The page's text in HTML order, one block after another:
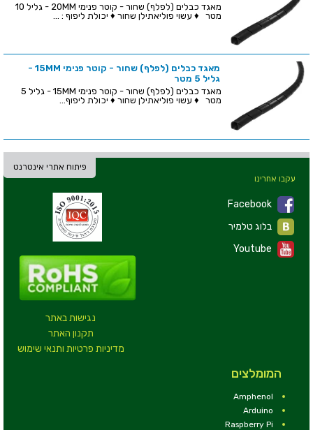
מאגד כבלים (לפלף) שחור - קוטר פנימי 20MM - גליל 10
מטר ♦ עשוי פוליאתילן שחור ♦ יכולת ליפוף : ...
מאגד כבלים (לפלף) שחור - קוטר פנימי 15MM -
גליל 5 מטר
מאגד כבלים (לפלף) שחור - קוטר פנימי 15MM - גליל 5
מטר ♦ עשוי פוליאתילן שחור ♦ יכולת ליפוף...
פיתוח אתרי אינטרנט
נגישות באתר
תקנון האתר
מדיניות פרטיות ותנאי שימוש
עקבו אחרינו
Facebook
Youtube
המומלצים
Amphenol
Arduino
Raspberry Pi